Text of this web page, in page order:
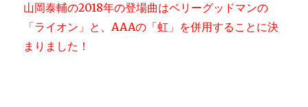
山岡泰輔の2018年の登場曲はベリーグッドマンの
「ライオン」と、AAAの「虹」を併用することに決
まりました！